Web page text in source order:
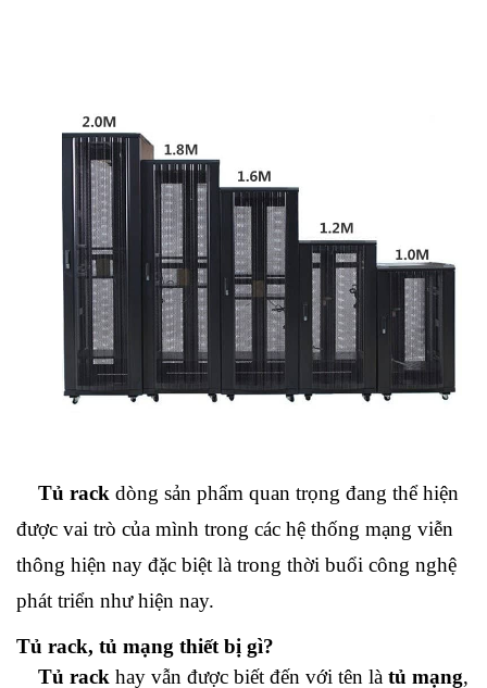
Tủ rack dòng sản phẩm quan trọng đang thể hiện
được vai trò của mình trong các hệ thống mạng viễn
thông hiện nay đặc biệt là trong thời buổi công nghệ
phát triển như hiện nay.
Tủ rack, tủ mạng thiết bị gì?
Tủ rack hay vẫn được biết đến với tên là tủ mạng,